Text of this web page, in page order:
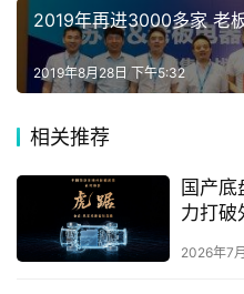
电
数
码
车
登录
谱岗位巧妙的带出，一句“
适的工作，充分诠释了“
slogan。
作为中国最大的大众媒体和
有最高的平台权威性与最强
地的亿万观众，大平台与
2019年再进3000多家 老
2019年8月28日 下午5:32
相关推荐
国产
力打破
2026年7